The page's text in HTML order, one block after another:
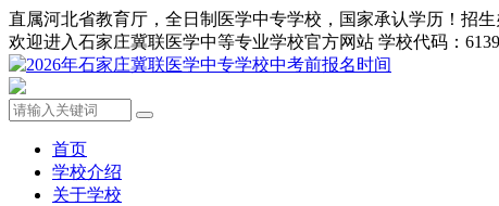
直属河北省教育厅，全日制医学中专学校，国家承认学历！招生
欢迎进入石家庄冀联医学中等专业学校官方网站 学校代码：6139
首页
学校介绍
关于学校